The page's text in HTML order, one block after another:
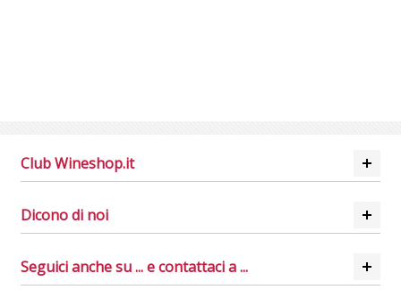
Club Wineshop.it
Dicono di noi
Seguici anche su ... e contattaci a ...